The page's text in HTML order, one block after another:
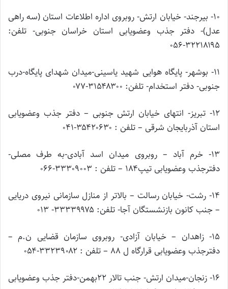
۱۰- بیرجند- خیابان ارتش- روبروی اداره اطلاعات استان (سه راهی
عدل)- دفتر جذب وعضویابی استان خراسان جنوبی- تلفن:
۳۲۲۱۸۱۹۵-۰۵۶
۱۱- بوشهر- پایگاه هوایی شهید یاسینی-میدان شهدای پایگاه-درب
جنوبی- دفتر استخدام- تلفن: ۳۱۵۴۸۳۰۰-۰۷۷
۱۲- تبریز- انتهای خیابان ارتش جنوبی – دفتر جذب وعضویابی
استان آذربایجان شرقی – تلفن : ۳۵۴۲۰۶۳۰-۰۴۱
۱۳- خرم آباد – روبروی میدان اسد آبادی-به طرف مصلی-
دفترجذب وعضویابی تیپ۱۸۴ – تلفن : ۳۳۳۰۹۰۰۳-۰۶۶
۱۴- رشت- خیابان رسالت – بالاتر از منازل سازمانی نیروی دریایی
– جنب کانون بازنشستگان آجا- تلفن: ۳۳۳۳۹۹۷۵- ۰۱۳
۱۵- زاهدان – خیابان آزادی- روبروی سازمان قضایی ن.م –
دفترجذب وعضویابی قرارگاه ل ۸۸ – تلفن : ۳۳۲۳۹۰۸۲-۰۵۴
۱۶- زنجان-میدان ارتش- جنب تالار ۲۲بهمن-دفتر جذب وعضویابی